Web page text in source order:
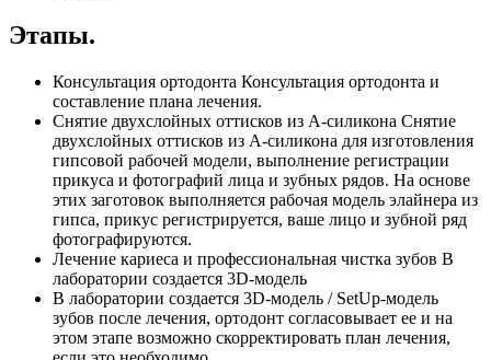
Этапы.
Консультация ортодонта Консультация ортодонта и
составление плана лечения.
Снятие двухслойных оттисков из А-силикона Снятие
двухслойных оттисков из А-силикона для изготовления
гипсовой рабочей модели, выполнение регистрации
прикуса и фотографий лица и зубных рядов. На основе
этих заготовок выполняется рабочая модель элайнера из
гипса, прикус регистрируется, ваше лицо и зубной ряд
фотографируются.
Лечение кариеса и профессиональная чистка зубов В
лаборатории создается 3D-модель
В лаборатории создается 3D-модель / SetUp-модель
зубов после лечения, ортодонт согласовывает ее и на
этом этапе возможно скорректировать план лечения,